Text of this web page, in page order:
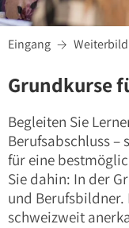
Eingang 
Grundkurse
Begleiten Sie
Berufsabschluss
für eine
Sie dahin: In der
und Berufsbildner.
schweizweit